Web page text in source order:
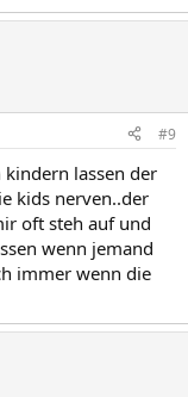
#9
lassen der
kids nerven..der
oft steh auf und
wenn jemand
immer wenn die